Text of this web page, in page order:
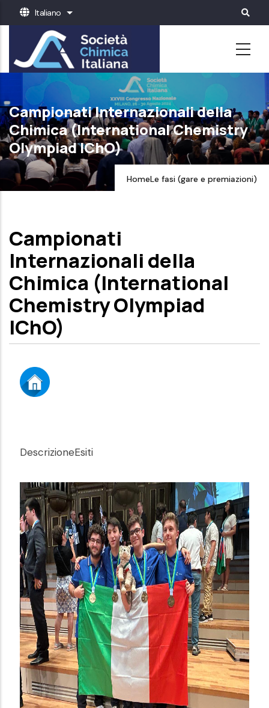
Salta
contenuto
principale
Italiano Mostra ulteriori azioni
Campionati Internazionali della
Chimica (International Chemistry
Olympiad IChO)
HomeLe fasi (gare e premiazioni)
Campionati
Internazionali della
Chimica (International
Chemistry Olympiad
IChO)
DescrizioneEsiti